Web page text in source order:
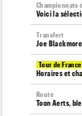
Championnats
Voici la
Transfert
Joe
Tour de France
Horaires et
Route
Toon Aerts,